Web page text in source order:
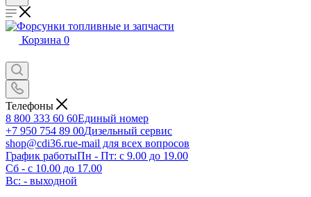
Корзина 0
Телефоны
8 800 333 60 60Единый номер
+7 950 754 89 00Дизельный сервис
shop@cdi36.rue-mail для всех вопросов
График работыПн - Пт: с 9.00 до 19.00
Сб - с 10.00 до 17.00
Вс: - выходной